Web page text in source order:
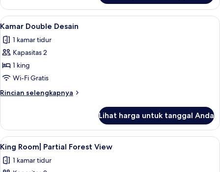
Kamar
Lihat
semua
foto
untuk
Kamar
Double
Desain
Kamar Double Desain | Seprai
13
Kamar Double Desain
1 kamar tidur
Kapasitas 2
1 king
Wi-Fi Gratis
Rincian selengkapnya
Rincian
Kamar
Double
Desain
Lihat harga untuk tanggal Anda
Lihat
semua
foto
King Room| Partial Forest View |
12
King Room| Partial Forest View
1 kamar tidur